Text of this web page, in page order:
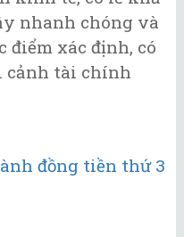
nhanh chóng và
điểm xác định, có
cảnh tài chính
đồng tiền thứ 3